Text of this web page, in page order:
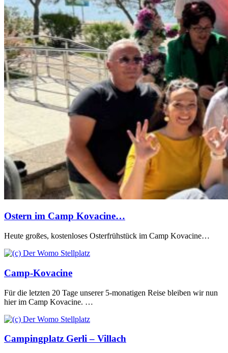
Ostern im Camp Kovacine…
Heute großes, kostenloses Osterfrühstück im Camp Kovacine…
Camp-Kovacine
Für die letzten 20 Tage unserer 5-monatigen Reise bleiben wir nun
hier im Camp Kovacine. …
Campingplatz Gerli – Villach